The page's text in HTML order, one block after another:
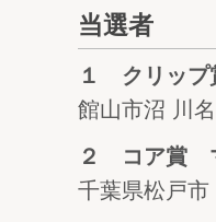
当選者
１ クリップ
館山市沼 川
２ コア賞
千葉県松戸